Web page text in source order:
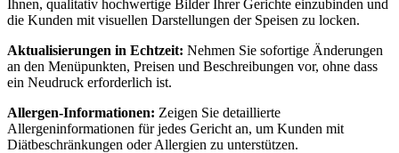
Ihnen, qualitativ hochwertige Bilder Ihrer Gerichte einzubinden und
die Kunden mit visuellen Darstellungen der Speisen zu locken.
Aktualisierungen in Echtzeit: Nehmen Sie sofortige Änderungen
an den Menüpunkten, Preisen und Beschreibungen vor, ohne dass
ein Neudruck erforderlich ist.
Allergen-Informationen: Zeigen Sie detaillierte
Allergeninformationen für jedes Gericht an, um Kunden mit
Diätbeschränkungen oder Allergien zu unterstützen.